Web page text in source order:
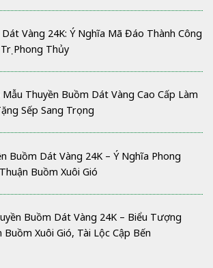
Vàng 24K: Ý Nghĩa Mã Đáo Thành Công
Phong Thủy
Thuyền Buồm Dát Vàng Cao Cấp Làm
Sếp Sang Trọng
Buồm Dát Vàng 24K – Ý Nghĩa Phong
Buồm Xuôi Gió
Buồm Dát Vàng 24K – Biểu Tượng
Buồm Xuôi Gió, Tài Lộc Cập Bến